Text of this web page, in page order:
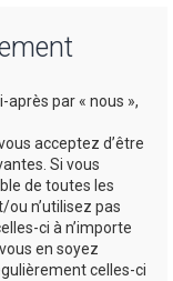
après par « nous »,
acceptez d’être
Si vous
de toutes les
ou n’utilisez pas
ci à n’importe
en soyez
celles-ci